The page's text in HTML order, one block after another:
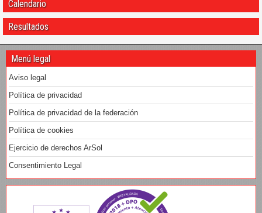
Calendario
Resultados
Menú legal
Aviso legal
Política de privacidad
Política de privacidad de la federación
Política de cookies
Ejercicio de derechos ArSol
Consentimiento Legal